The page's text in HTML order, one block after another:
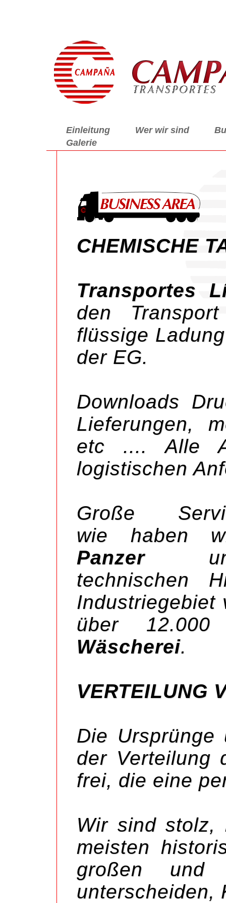
Einleitung Wer wir sind
Galerie
CHEMISCHE
Transportes
den
flüssige
der EG.
Downloads
Lieferungen,
etc .... Alle
logistischen
Große
wie haben
Panzer
technischen
über 12.000
Wäscherei.
VERTEILUNG
Die Ursprünge
der Verteilung
frei, die eine
Wir sind stolz,
meisten
großen und
unterscheiden,